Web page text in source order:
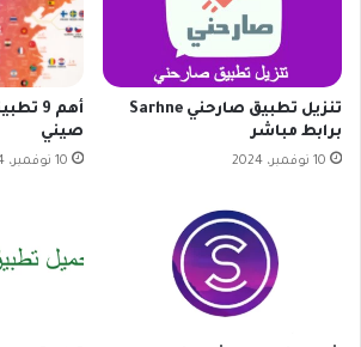
تنزيل تطبيق صارحني Sarhne
برابط مباشر
10 نوفمبر، 2024
أهم 9
صيني
10 نوفمبر، 2024